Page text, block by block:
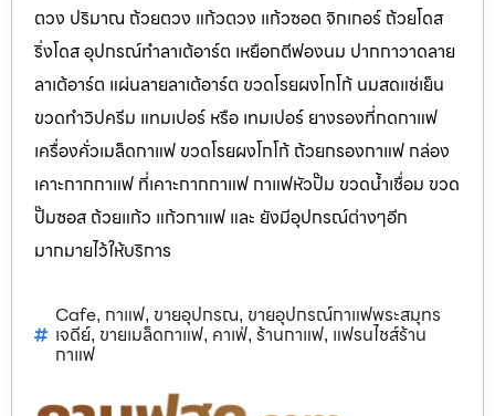
ตวง ปริมาณ ถ้วยตวง แก้วตวง แก้วซอต จิกเกอร์ ถ้วยโดส
ริ่งโดส อุปกรณ์ทำลาเต้อาร์ต เหยือกตีฟองนม ปากกาวาดลาย
ลาเต้อาร์ต แผ่นลายลาเต้อาร์ต ขวดโรยผงโกโก้ นมสดแช่เย็น
ขวดทำวิปครีม แทมเปอร์ หรือ เทมเปอร์ ยางรองที่กดกาแฟ
เครื่องคั่วเมล็ดกาแฟ ขวดโรยผงโกโก้ ถ้วยกรองกาแฟ กล่อง
เคาะกากกาแฟ ที่เคาะกากกาแฟ กาแฟหัวปั๊ม ขวดน้ำเชื่อม ขวด
ปั๊มซอส ถ้วยแก้ว แก้วกาแฟ และ ยังมีอุปกรณ์ต่างๆอีก
มากมายไว้ให้บริการ
Cafe, กาแฟ, ขายอุปกรณ, ขายอุปกรณ์กาแฟพระสมุทร
เจดีย์, ขายเมล็ดกาแฟ, คาเฟ่, ร้านกาแฟ, แฟรนไชส์ร้าน
กาแฟ